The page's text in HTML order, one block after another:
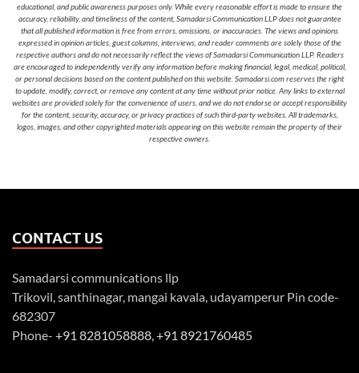
educational, and public awareness purposes only. While every reasonable effort is made to ensure the
accuracy, reliability, and timeliness of the content, Samadarsi Communication LLP does not guarantee
that all published information is free from errors, omissions, or inaccuracies. The views and opinions
expressed in opinion articles, guest columns, interviews, and reader comments are solely those of the
respective authors and do not necessarily reflect the views of Samadarsi Communication LLP. Readers
are encouraged to independently verify any information before making financial, legal, medical, political,
or personal decisions based on the content published on this website. Samadarsi.com reserves the right
to update, modify, correct, or remove any content at any time without prior notice. Any links to external
websites are provided solely for the convenience of users, and we do not endorse or accept responsibility
for the content, security, accuracy, or privacy practices of such third-party websites. All trademarks,
logos, images, and other copyrighted materials appearing on this website remain the property of their
respective owners.
CONTACT US
Samadarsi communications llp
Trikovil, santhinagar, mangai kavala, udayamperur Pin code-
682307
Phone- +91 8281058888 +91 8921760485